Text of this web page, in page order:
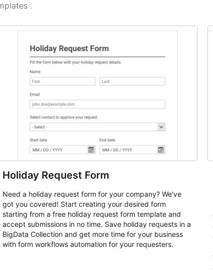
.
Holiday Request Form
Need a holiday request form for your company? We've
got you covered! Start creating your desired form
starting from a free holiday request form template and
accept submissions in no time. Save holiday requests in a
BigData Collection and get more time for your business
with form workflows automation for your requesters.